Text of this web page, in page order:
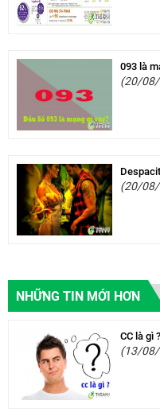
093 là
(20/
(20/
NHỮNG TIN MỚI HƠN
CC là gì
(13/